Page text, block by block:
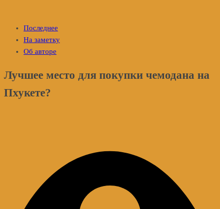
Последнее
На заметку
Об авторе
Лучшее место для покупки чемодана на
Пхукете?